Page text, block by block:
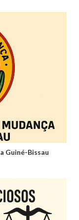
Guiné-Bissau